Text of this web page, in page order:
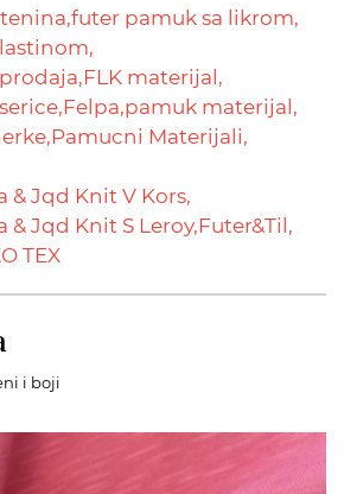
futer pamuk sa likrom,
FLK materijal,
Felpa,pamuk materijal,
Pamucni Materijali,
& Jqd Knit V Kors,
& Jqd Knit S Leroy,Futer&Til,
TEX
i boji